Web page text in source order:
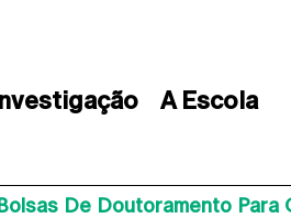
Investigação A Escola
De Doutoramento Para